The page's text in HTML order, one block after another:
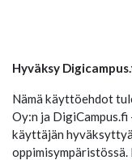
Hyväksy
Nämä käyttöehdot
Oy:n ja
käyttäjän